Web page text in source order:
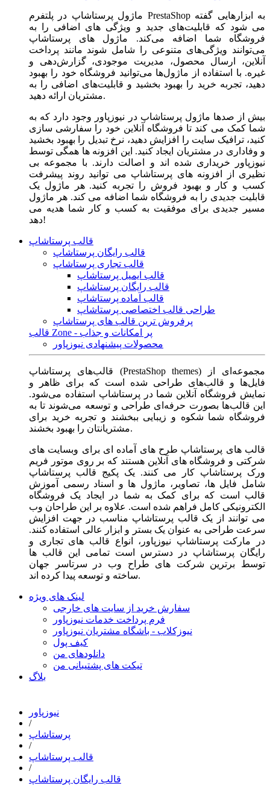
ماژول‌ پرستاشاپ در پلتفرم PrestaShop به ابزارهایی گفته
می شود که قابلیت‌های جدید و ویژگی های اضافی را به
فروشگاه شما اضافه می‌کند. ماژول های پرستاشاپ
می‌توانند ویژگی‌های متنوعی را شامل شوند مانند پرداخت
آنلاین، ارسال محصول، مدیریت موجودی، گزارش‌دهی و
غیره. با استفاده از ماژول‌ها می‌توانید فروشگاه خود را بهبود
دهید، تجربه خرید را بهبود بخشید و قابلیت‌های اضافی را به
مشتریان ارائه دهید.
بیش از صدها ماژول پرستاشاپ در نیوزپاور وجود دارد که به
شما کمک می کند تا فروشگاه آنلاین خود را سفارشی سازی
کنید، ترافیک سایت را افزایش دهید، نرخ تبدیل را بهبود بخشید
و وفاداری در مشتریان ایجاد کنید. این افزونه ها همگی توسط
نیوزپاور خریداری شده اند و اصالت دارند. با مجموعه بی
نظیری از افزونه های پرستاشاپ می توانید روند پیشرفت
کسب و کار و بهبود فروش را تجربه کنید. هر ماژول یک
قابلیت جدیدی را به فروشگاه شما اضافه می کند. هر ماژول
مسیر جدیدی برای موفقیت به کسب و کار شما هدیه می
دهد!
قالب پرستاشاپ
قالب رایگان پرستاشاپ
قالب تجاری پرستاشاپ
قالب ایمیل پرستاشاپ
قالب رایگان پرستاشاپ
قالب آماده پرستاشاپ
طراحی قالب اختصاصی پرستاشاپ
پرفروش ترین قالب های پرستاشاپ
قالب Zone - پر امکانات و جذاب
محصولات پیشنهادی نیوزپاور
قالب‌های پرستاشاپ (PrestaShop themes) مجموعه‌ای از
فایل‌ها و قالب‌های طراحی شده است که برای ظاهر و
نمایش فروشگاه آنلاین شما در پرستاشاپ استفاده می‌شود.
این قالب‌ها بصورت حرفه‌ای طراحی و توسعه می‌شوند تا به
فروشگاه شما شکوه و زیبایی ببخشند و تجربه خرید برای
مشتریانتان را بهبود بخشند.
قالب های پرستاشاپ طرح های آماده ای برای وبسایت های
شرکتی و فروشگاه های آنلاین هستند که بر روی موتور فریم
ورک پرستاشاپ کار می کنند. یک پکیج قالب پرستاشاپ
شامل فایل ها، تصاویر، ماژول ها و اسناد رسمی آموزش
قالب است که برای کمک به شما در ایجاد یک فروشگاه
الکترونیکی کامل فراهم شده است. علاوه بر این طراحان وب
می توانند از یک قالب پرستاشاپ مناسب در جهت افزایش
سرعت طراحی به عنوان یک بستر و ابزار عالی استفاده کنند.
در مارکت پرستاشاپ نیوزپاور، انواع قالب های تجاری و
رایگان پرستاشاپ در دسترس است تمامی این قالب ها
توسط برترین شرکت های طراح وب در سرتاسر جهان
ساخته و توسعه پیدا کرده اند.
لینک های ویژه
سفارش خرید از سایت های خارجی
فرم پرداخت خدمات نیوزپاور
نیوزکلاب - باشگاه مشتریان نیوزپاور
کیف پول
دانلودهای من
تیکت های پشتیبانی من
بلاگ
نیوزپاور
/
پرستاشاپ
/
قالب پرستاشاپ
/
قالب رایگان پرستاشاپ